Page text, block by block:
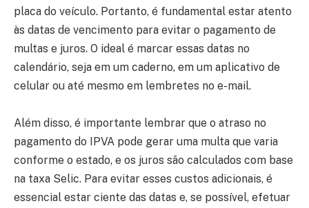
placa do veículo. Portanto, é fundamental estar atento
às datas de vencimento para evitar o pagamento de
multas e juros. O ideal é marcar essas datas no
calendário, seja em um caderno, em um aplicativo de
celular ou até mesmo em lembretes no e-mail.
Além disso, é importante lembrar que o atraso no
pagamento do IPVA pode gerar uma multa que varia
conforme o estado, e os juros são calculados com base
na taxa Selic. Para evitar esses custos adicionais, é
essencial estar ciente das datas e, se possível, efetuar